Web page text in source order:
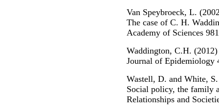
Van Speybroeck, L.
The case of C. H.
Academy of Sciences
Waddington, C.H.
Journal of Epidemiology
Wastell, D. and White,
Social policy, the family
Relationships and